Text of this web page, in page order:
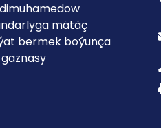
mätäç
bermek boýunça